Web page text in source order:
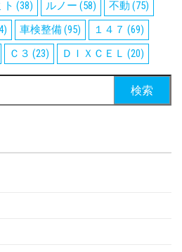
ト (38) ルノー (58) 不動 (75)
車検整備(95) １４７ (69)
Ｃ３ (23) ＤＩＸＣＥＬ (20)